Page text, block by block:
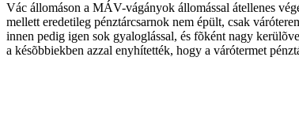
Vác állomáson a MÁV-vágányok állomással átellenes
mellett eredetileg pénztárcsarnok nem épült, csak
innen pedig igen sok gyaloglással, és fõként nagy
a késõbbiekben azzal enyhítették, hogy a várótermet